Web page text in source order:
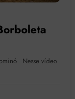
Nesse vídeo